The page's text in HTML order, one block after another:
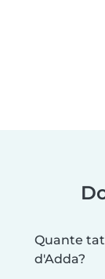
Quante
d'Adda?